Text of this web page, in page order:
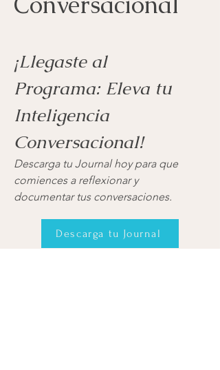
¡Llegaste al
Programa: Eleva tu
Inteligencia
Conversacional!
Descarga tu Journal hoy para que
comiences a reflexionar y
documentar tus conversaciones.
Descarga tu Journal